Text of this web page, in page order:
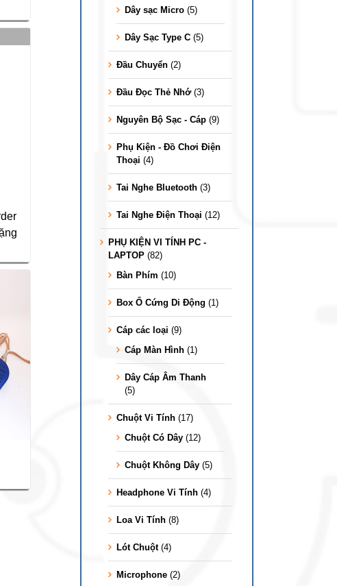
Dây sạc Micro (5)
Dây Sạc Type C (5)
Đầu Chuyển (2)
Đầu Đọc Thẻ Nhớ (3)
Nguyên Bộ Sạc - Cáp (9)
Phụ Kiện - Đồ Chơi Điện
Thoại (4)
Tai Nghe Bluetooth (3)
Tai Nghe Điện Thoại (12)
PHỤ KIỆN VI TÍNH PC -
LAPTOP (82)
Bàn Phím (10)
Box Ổ Cứng Di Động (1)
Cáp các loại (9)
Cáp Màn Hình (1)
Dây Cáp Âm Thanh
(5)
Chuột Vi Tính (17)
Chuột Có Dây (12)
Chuột Không Dây (5)
Headphone Vi Tính (4)
Loa Vi Tính (8)
Lót Chuột (4)
Microphone (2)